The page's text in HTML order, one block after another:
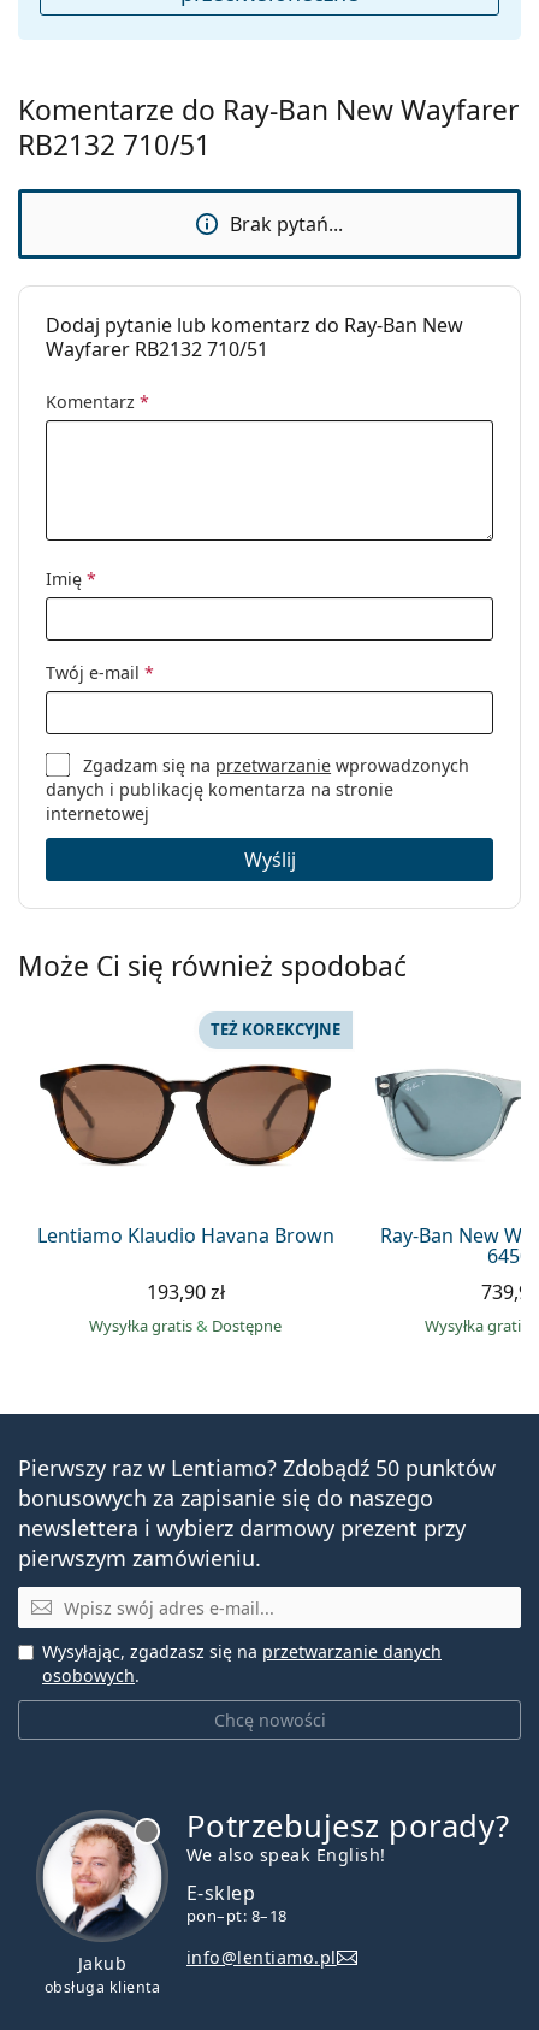
Sprawdź całą ofertęokularów przeciwsłonecznych,
Komentarze do Ray-Ban New Wayfarer
RB2132 710/51
Brak pytań...
Dodaj pytanie lub komentarz do Ray-Ban New
Wayfarer RB2132 710/51
Komentarz *
Imię *
Twój e-mail *
Zgadzam się na przetwarzanie wprowadzonych
danych i publikację komentarza na stronie
internetowej
Wyślij
Może Ci się również spodobać
Lentiamo Klaudio Havana Brown
TEŻ KOREKCYJNE
193,90 zł
Wysyłka gratis& Dostępne
Ray-Ban New
Wysyłka gratis
Pierwszy raz w Lentiamo? Zdobądź 50 punktów
bonusowych za zapisanie się do naszego
newslettera i wybierz darmowy prezent przy
pierwszym zamówieniu.
E-mail
Chcę nowości
Wysyłając, zgadzasz się na przetwarzanie danych
osobowych.
Jakub
obsługa klienta
Potrzebujesz porady?
We also speak English!
E-sklep
pon–pt: 8–18
info@lentiamo.pl